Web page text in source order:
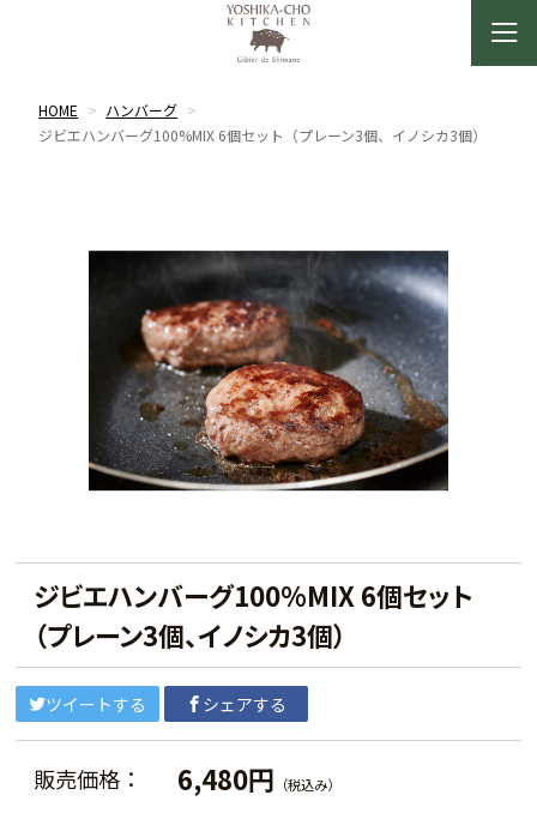
HOME
ハンバーグ
ジビエハンバーグ100%MIX 6個セット（プレーン3個、イノシカ3個）
ジビエハンバーグ100%MIX 6個セット
（プレーン3個、イノシカ3個）
ツイートする シェアする
販売価格： 6,480円 （税込み）